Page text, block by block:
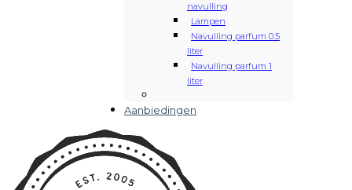
navulling
Lampen
Navulling parfum 0.5
liter
Navulling parfum 1
liter
Aanbiedingen